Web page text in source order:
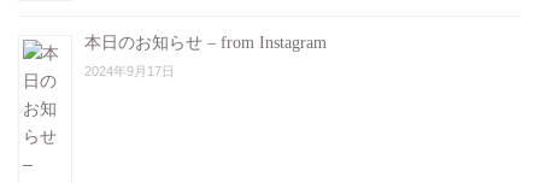
本日のお知らせ – from Instagram
2024年9月17日